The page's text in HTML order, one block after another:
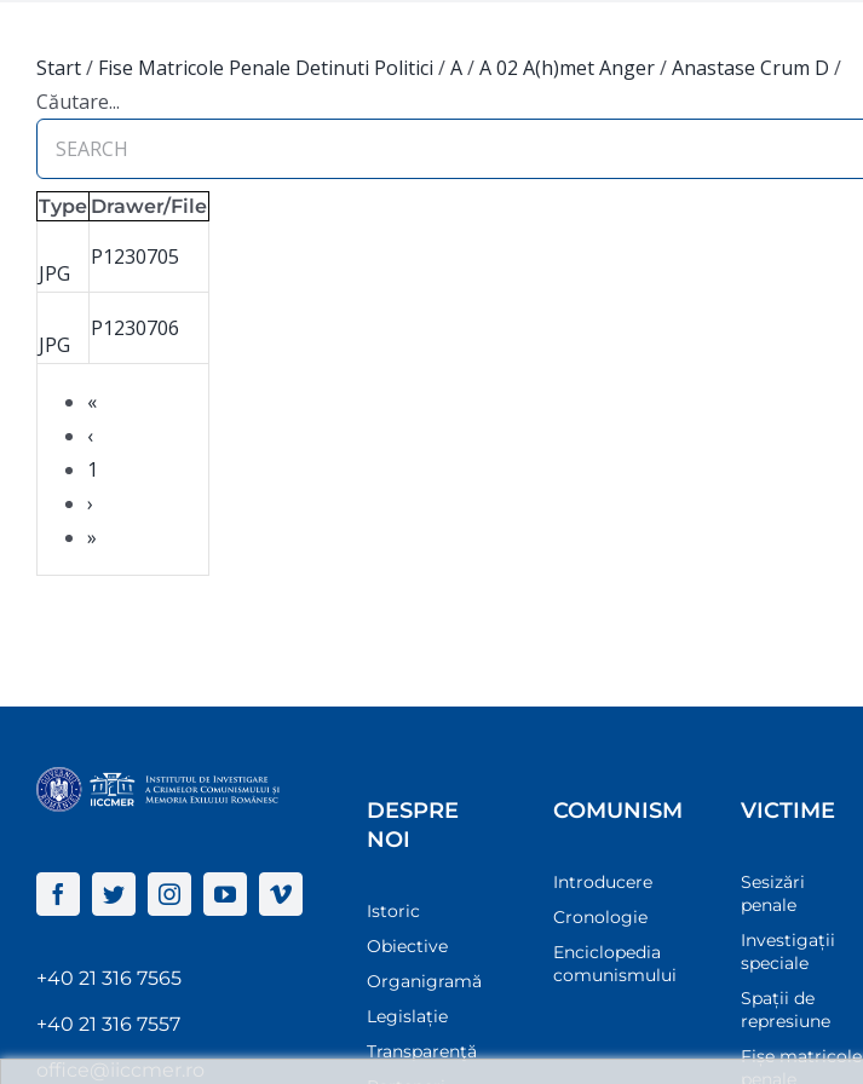
Start/ Fise Matricole Penale Detinuti Politici /A/A 02 A(h)met Anger/Anastase Crum D /
Căutare...
Type Drawer/File
«
‹
1
›
»
JPG
P1230705
JPG
P1230706
+40 21 316 7565
+40 21 316 7557
office@iiccmer.ro
DESPRE
NOI
Istoric
Obiective
Organigramă
Legislație
Transparenţă
COMUNISM
Introducere
Cronologie
Enciclopedia
comunismului
VICTIME
Sesizări
penale
Investigații
speciale
Spații de
represiune
Fișe matricole
penale